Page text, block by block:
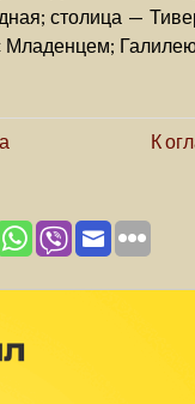
столица —
К